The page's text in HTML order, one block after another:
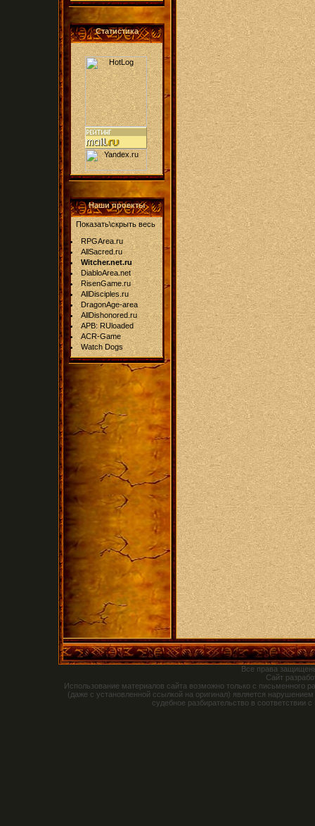
Статистика
Наши проекты
Показать\скрыть весь
RPGArea.ru
AllSacred.ru
Witcher.net.ru
DiabloArea.net
RisenGame.ru
AllDisciples.ru
DragonAge-area
AllDishonored.ru
APB: RUloaded
ACR-Game
Watch Dogs
Все права
Сайт
Использование материалов сайта возможно только с письменного
(даже с установленной ссылкой на оригинал) является
судебное разбирательство в